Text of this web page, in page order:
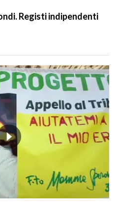
Registi indipendenti